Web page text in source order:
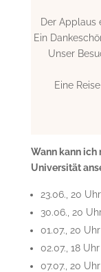
Der Applaus
Ein
Unser
Eine
Wann kann ich
Universität
23.06., 20 Uhr
30.06., 20
01.07., 20 Uhr
02.07., 18 Uhr
07.07., 20 Uhr